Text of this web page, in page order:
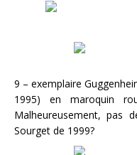
9 – exemplaire
1995) en maroquin
Malheureusement, pas
Sourget de 1999?